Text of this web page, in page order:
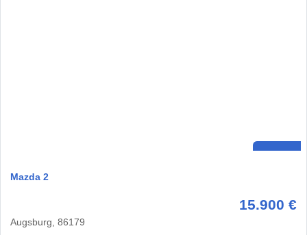
Mazda 2
15.900 €
Augsburg, 86179